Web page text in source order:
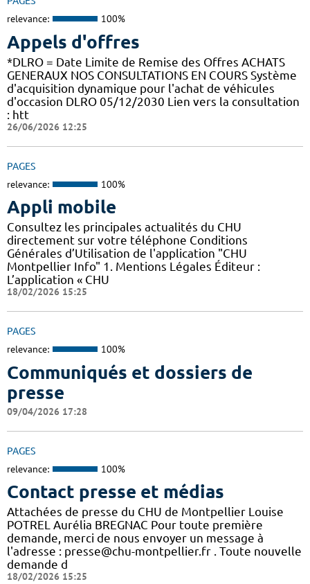
relevance: 100%
Appels d'offres
*DLRO = Date Limite de Remise des Offres ACHATS
GENERAUX NOS CONSULTATIONS EN COURS Système
d'acquisition dynamique pour l'achat de véhicules
d'occasion DLRO 05/12/2030 Lien vers la consultation
: htt
26/06/2026 12:25
PAGES
relevance: 100%
Appli mobile
Consultez les principales actualités du CHU
directement sur votre téléphone Conditions
Générales d’Utilisation de l'application "CHU
Montpellier Info" 1. Mentions Légales Éditeur :
L’application « CHU
18/02/2026 15:25
PAGES
relevance: 100%
Communiqués et dossiers de
presse
09/04/2026 17:28
PAGES
relevance: 100%
Contact presse et médias
Attachées de presse du CHU de Montpellier Louise
POTREL Aurélia BREGNAC Pour toute première
demande, merci de nous envoyer un message à
l'adresse : presse@chu-montpellier.fr . Toute nouvelle
demande d
18/02/2026 15:25